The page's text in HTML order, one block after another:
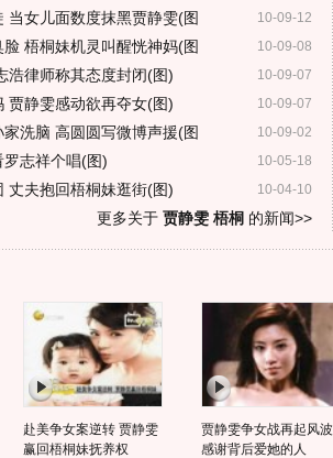
10-09-12
当女儿面数度抹黑贾静雯(图
10-09-08
梧桐妹机灵叫醒恍神妈(图
10-09-07
浩律师称其态度封闭(图)
10-09-07
贾静雯感动欲再夺女(图)
10-09-02
洗脑 高圆圆写微博声援(图
10-05-18
志祥个唱(图)
10-04-10
丈夫抱回梧桐妹逛街(图)
更多关于 贾静雯 梧桐 的新闻>>
赴美争女案逆转 贾静雯
赢回梧桐妹抚养权
贾静雯争女战再起风波
感谢背后爱她的人